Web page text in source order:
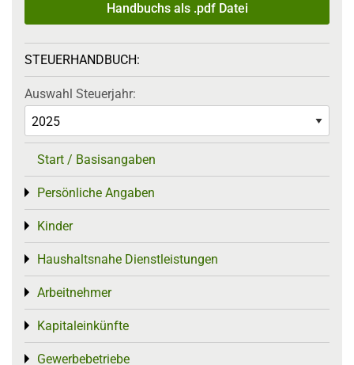
Handbuchs als .pdf Datei
STEUERHANDBUCH:
Auswahl Steuerjahr:
Start / Basisangaben
Persönliche Angaben
Toggle menu
Kinder
Toggle menu
Haushaltsnahe Dienstleistungen
Toggle menu
Arbeitnehmer
Toggle menu
Kapitaleinkünfte
Toggle menu
Gewerbebetriebe
Toggle menu